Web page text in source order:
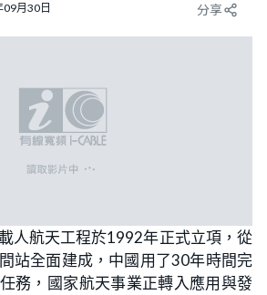
月30日 分享
人航天工程於1992年正式立項，從
站全面建成，中國用了30年時間完
務，國家航天事業正轉入應用與發